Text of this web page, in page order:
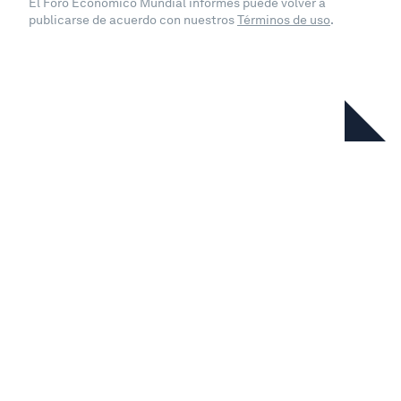
publicarse de acuerdo con nuestrosTérminos de uso.